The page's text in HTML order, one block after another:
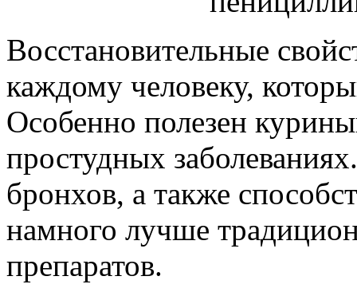
Восстановительные
каждому человеку,
Особенно полезен
простудных
бронхов, а также
намного лучше
препаратов.